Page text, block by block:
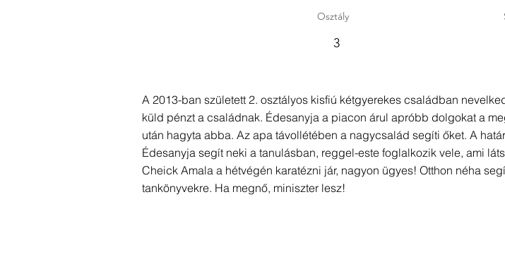
Osztály
3
A 2013-ban született 2. osztályos kisfiú kétgyerekes családban
küld pénzt a családnak. Édesanyja a piacon árul apróbb dolgokat a
után hagyta abba. Az apa távollétében a nagycsalád segíti őket. A
Édesanyja segít neki a tanulásban, reggel-este foglalkozik vele, ami
Cheick Amala a hétvégén karatézni jár, nagyon ügyes! Otthon néha
tankönyvekre. Ha megnő, miniszter lesz!